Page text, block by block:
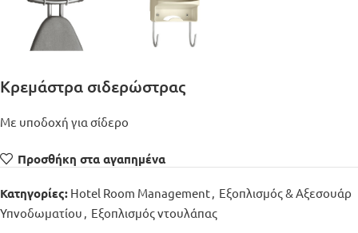
Κρεμάστρα σιδερώστρας
Με υποδοχή για σίδερο
Προσθήκη στα αγαπημένα
Κατηγορίες: Hotel Room Management, Εξοπλισμός & Αξεσουάρ
Υπνοδωματίου , Εξοπλισμός ντουλάπας